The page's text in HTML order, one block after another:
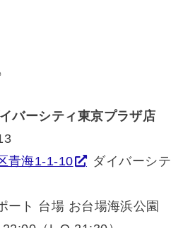
バーシティ東京プラザ店
青海1-1-10
ダイバーシテ
ート 台場 お台場海浜公園